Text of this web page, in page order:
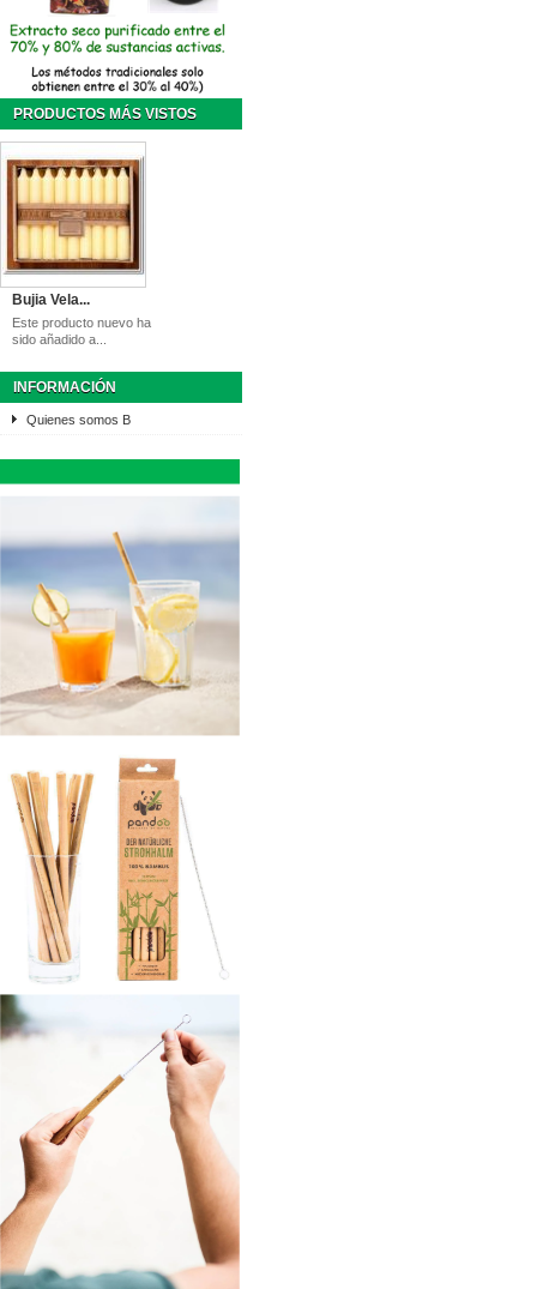
PRODUCTOS MÁS VISTOS
Bujia Vela...
Este producto nuevo ha
sido añadido a...
INFORMACIÓN
Quienes somos B